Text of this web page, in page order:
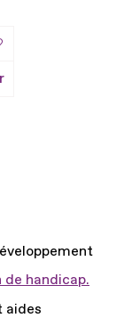
LinkedIn
par Email
le lien
de handicap.
aides